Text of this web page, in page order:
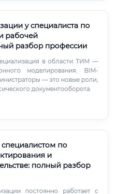
у специалиста по
рабочей
разбор профессии
в области ТИМ —
моделирования. BIM-
— это новые роли,
документооборота.
по
и
полный разбор
постоянно работает с